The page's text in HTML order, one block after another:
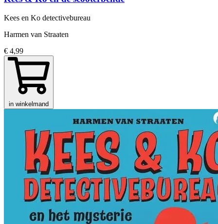
Kees en Ko detectivebureau
Harmen van Straaten
€ 4,99
in winkelmand